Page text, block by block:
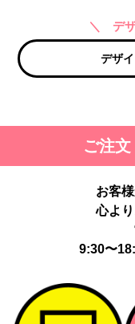
＼ デ
デザ
ご注
お客
心よ
9:30〜